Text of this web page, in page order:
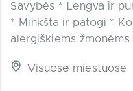
Savybės * Lengva ir
* Minkšta ir patogi *
alergiškiems žmonėms
Visuose miestuose